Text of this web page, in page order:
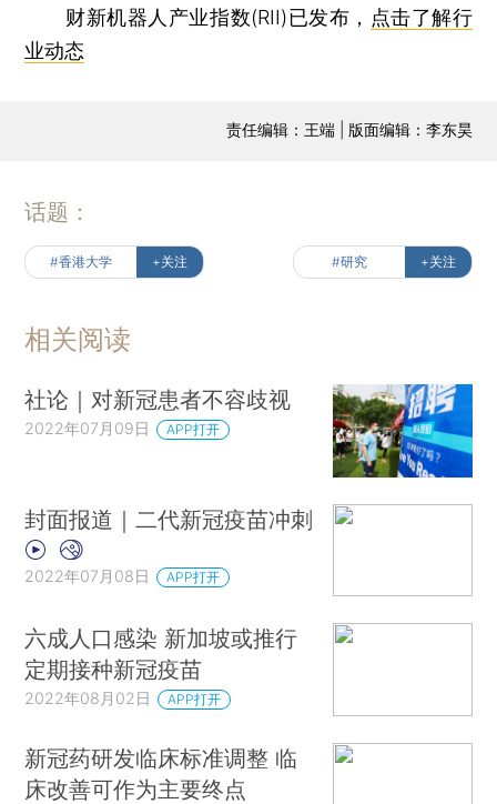
财新机器人产业指数(RII)已发布， 点击了解行
业动态
责任编辑：王端 | 版面编辑：李东昊
话题：
#香港大学 +关注 #研究 +关注
相关阅读
社论｜对新冠患者不容歧视
2022年07月09日 APP打开
封面报道｜二代新冠疫苗冲刺
2022年07月08日 APP打开
六成人口感染 新加坡或推行
定期接种新冠疫苗
2022年08月02日 APP打开
新冠药研发临床标准调整 临
床改善可作为主要终点